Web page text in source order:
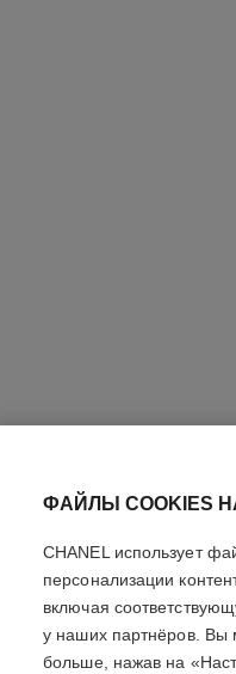
ФАЙЛЫ COOKIES
CHANEL использует
персонализации
включая
у наших партнёров. Вы
больше, нажав на